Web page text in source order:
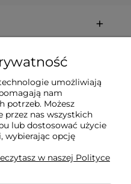
umożliwiają
nam
potrzeb. Możesz
przez nas wszystkich
lub dostosować użycie
wybierając opcję
w naszej Polityce